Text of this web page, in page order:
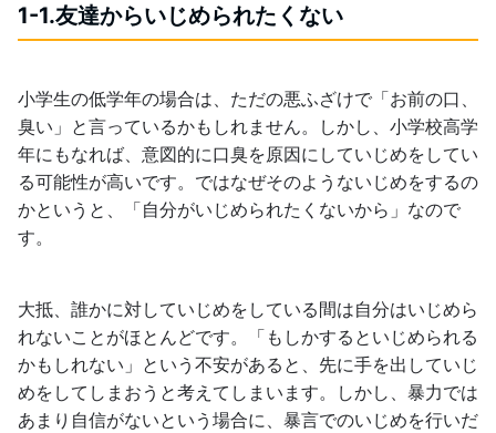
1-1.友達からいじめられたくない
小学生の低学年の場合は、ただの悪ふざけで「お前の口、
臭い」と言っているかもしれません。しかし、小学校高学
年にもなれば、意図的に口臭を原因にしていじめをしてい
る可能性が高いです。ではなぜそのようないじめをするの
かというと、「自分がいじめられたくないから」なので
す。
大抵、誰かに対していじめをしている間は自分はいじめら
れないことがほとんどです。「もしかするといじめられる
かもしれない」という不安があると、先に手を出していじ
めをしてしまおうと考えてしまいます。しかし、暴力では
あまり自信がないという場合に、暴言でのいじめを行いだ